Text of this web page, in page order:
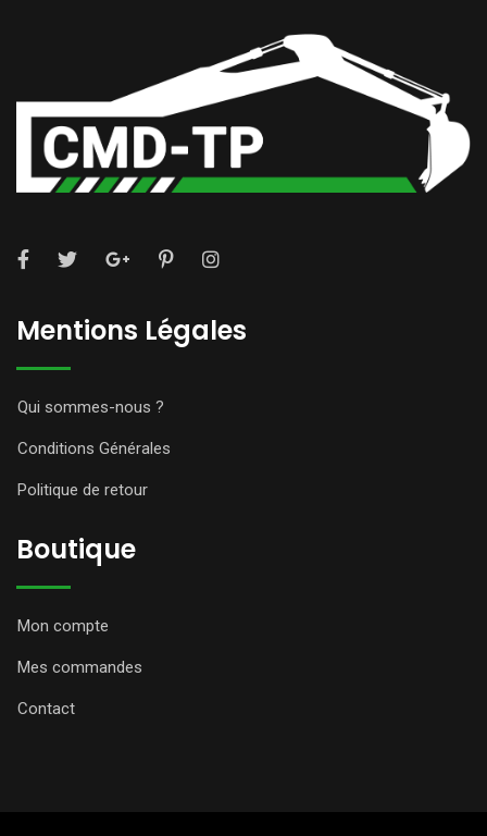
Mentions Légales
Qui sommes-nous ?
Conditions Générales
Politique de retour
Boutique
Mon compte
Mes commandes
Contact